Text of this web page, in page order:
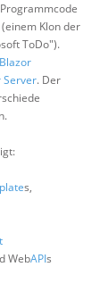
Klon der
ToDo").
Blazor
Server. Der
s,
WebAPIs